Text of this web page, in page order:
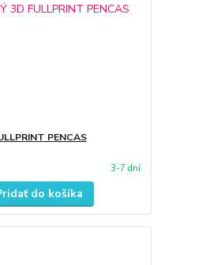
PENCAS
3-7 dní
do košíka